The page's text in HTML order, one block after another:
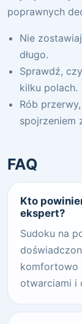
poprawnych
Nie
długo.
Sprawdź,
kilku polach.
Rób
spojrzeniem
FAQ
Kto
ekspert?
Sudoku na
komfortowo
otwarciami i